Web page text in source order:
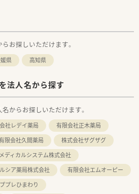
お探しいただけます。
県 高知県
法人名から探す
からお探しいただけます。
社レデイ薬局
有限会社正木薬局
限会社久間薬局
株式会社ザグザグ
ディカルシステム株式会社
シア薬局株式会社
有限会社エムオーピー
プレひまわり